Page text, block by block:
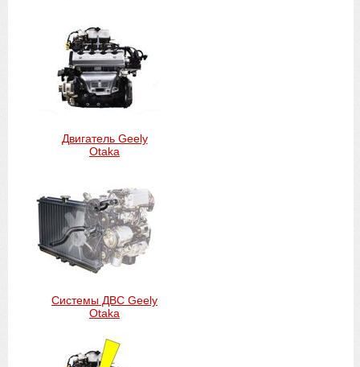
Двигатель Geely
Otaka
Системы ДВС Geely
Otaka